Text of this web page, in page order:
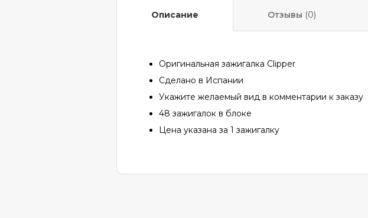
Описание Отзывы (0)
Оригинальная зажигалка Clipper
Сделано в Испании
Укажите желаемый вид в комментарии к заказу
48 зажигалок в блоке
Цена указана за 1 зажигалку